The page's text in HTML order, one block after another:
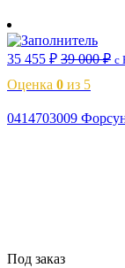
35 455 ₽ 39 000₽ с
Оценка 0 из 5
0414703009
Под заказ